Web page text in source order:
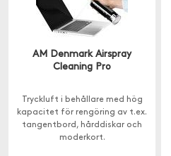
AM Denmark Airspray
Cleaning Pro
Tryckluft i behållare med hög
kapacitet för rengöring av t.ex.
tangentbord, hårddiskar och
moderkort.